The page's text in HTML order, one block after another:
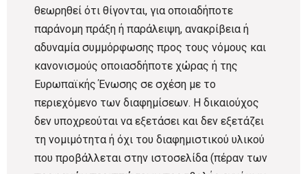
θεωρηθεί ότι θίγονται, για οποιαδήποτε
παράνομη πράξη ή παράλειψη, ανακρίβεια ή
αδυναμία συμμόρφωσης προς τους νόμους και
κανονισμούς οποιασδήποτε χώρας ή της
Ευρωπαϊκής Ένωσης σε σχέση με το
περιεχόμενο των διαφημίσεων. Η δικαιούχος
δεν υποχρεούται να εξετάσει και δεν εξετάζει
τη νομιμότητα ή όχι του διαφημιστικού υλικού
που προβάλλεται στην ιστοσελίδα (πέραν των